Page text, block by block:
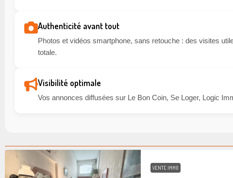
Authenticité avant tout
Photos et vidéos smartphone, sans retouche : des visites
totale.
Visibilité optimale
Vos annonces diffusées sur Le Bon Coin, Se Loger, Logic
VENTE IMMO